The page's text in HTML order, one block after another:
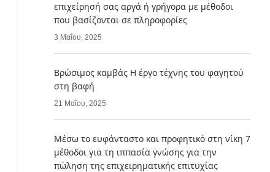
επιχείρησή σας αργά ή γρήγορα με μέθοδοι
που βασίζονται σε πληροφορίες
3 Μαΐου, 2025
Βρώσιμος καμβάς Η έργο τέχνης του φαγητού
στη βαφή
21 Μαΐου, 2025
Μέσω το ευφάνταστο και προφητικό στη νίκη 7
μέθοδοι για τη ιππασία γνώσης για την
πώληση της επιχειρηματικής επιτυχίας